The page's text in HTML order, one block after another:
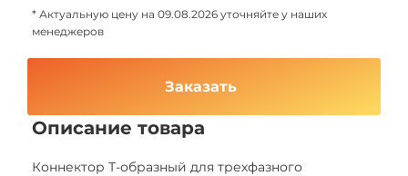
* Актуальную цену на 09.08.2026 уточняйте у наших
менеджеров
Заказать
Описание товара
Коннектор Т-образный для трехфазного